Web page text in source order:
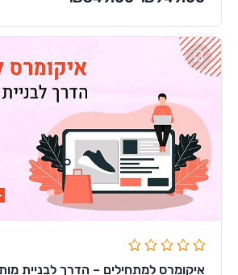
איקומרס למתחילים – הדרך לבניית